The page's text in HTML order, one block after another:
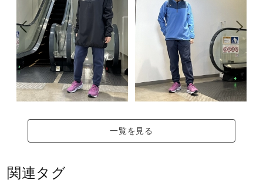
原産国
中国製
サステナビリティ
材料：この商品には、リサイクルポリエステル繊維が75％
2024年秋冬
一覧を見る
関連タグ